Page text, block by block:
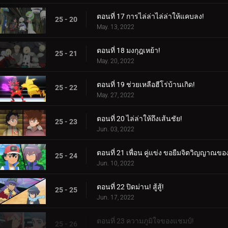
25 - 20 ตอนที่ 17 การไล่ล่าไล่ล่าให้แคบลง!
May. 13, 2022
25 - 21 ตอนที่ 18 มงกุฎเหย้า!
May. 20, 2022
25 - 22 ตอนที่ 19 ช่วยเหลือฮีโร่บ้านเกิด!
May. 27, 2022
25 - 23 ตอนที่ 20 ไล่ล่าให้ถึงเส้นชัย!
Jun. 03, 2022
25 - 24 ตอนที่ 21 เพื่อน คู่แข่ง ขอยืมจิตวิญญาณข
Jun. 10, 2022
25 - 25 ตอนที่ 22 ปิดม่าน! สู้สู้!
Jun. 17, 2022
25 - 26 ตอนที่ 23 ความภูมิใจของแชมป์!